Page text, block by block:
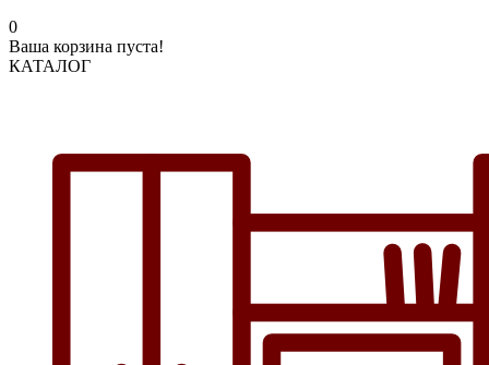
0
Ваша корзина пуста!
КАТАЛОГ